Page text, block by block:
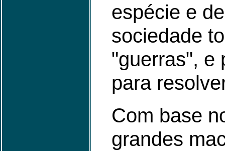
espécie e
sociedade
"guerras", e
para
Com base
grandes